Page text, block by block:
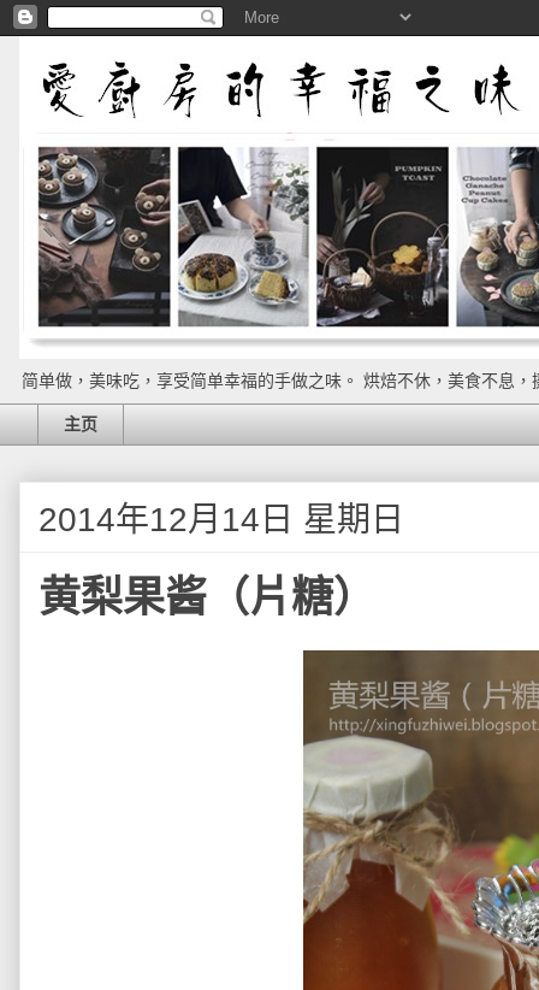
简单做，美味吃，享受简单幸福的手做之味。 烘焙不休，美食不息，
主页
2014年12月14日 星期日
黄梨果酱（片糖）